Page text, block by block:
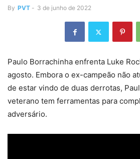
By PVT - 3 de junho de 2022
Paulo Borrachinha enfrenta Luke
agosto. Embora o ex-campeão não
de estar vindo de duas derrotas,
veterano tem ferramentas para
adversário.